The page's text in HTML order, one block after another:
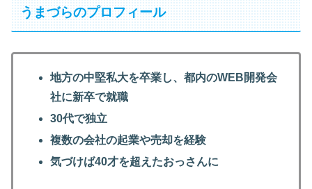
うまづらのプロフィール
地方の中堅私大を卒業し、都内のWEB開発会
社に新卒で就職
30代で独立
複数の会社の起業や売却を経験
気づけば40才を超えたおっさんに